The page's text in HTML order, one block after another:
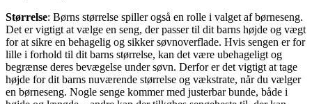
Størrelse: Børns størrelse spiller også en rolle i valget af børneseng.
Det er vigtigt at vælge en seng, der passer til dit barns højde og vægt
for at sikre en behagelig og sikker søvnoverflade. Hvis sengen er for
lille i forhold til dit barns størrelse, kan det være ubehageligt og
begrænse deres bevægelse under søvn. Derfor er det vigtigt at tage
højde for dit barns nuværende størrelse og vækstrate, når du vælger
en børneseng. Nogle senge kommer med justerbar bunde, både i